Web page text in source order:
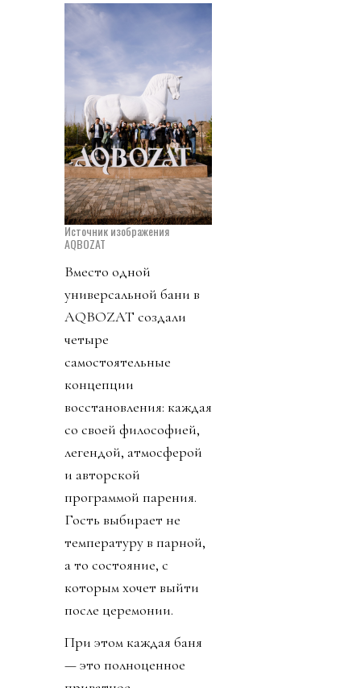
Источник изображения
AQBOZAT
Вместо одной
универсальной бани в
AQBOZAT создали
четыре
самостоятельные
концепции
восстановления: каждая
со своей философией,
легендой, атмосферой
и авторской
программой парения.
Гость выбирает не
температуру в парной,
а то состояние, с
которым хочет выйти
после церемонии.
При этом каждая баня
— это полноценное